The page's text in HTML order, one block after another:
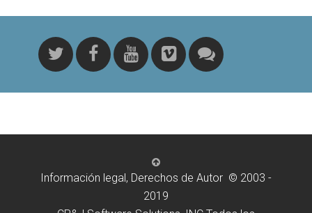
Información legal, Derechos de Autor © 2003 -
2019